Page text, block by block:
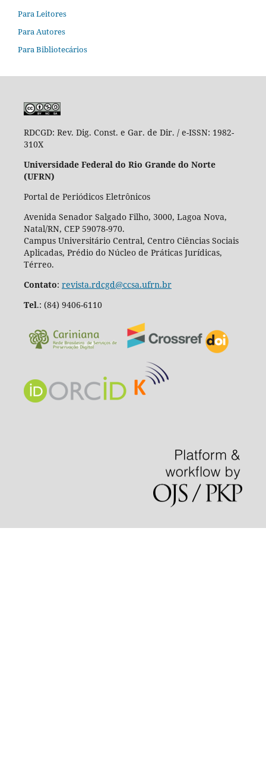
Para Leitores
Para Autores
Para Bibliotecários
RDCGD: Rev. Dig. Const. e Gar. de Dir. / e-ISSN: 1982-
310X
Universidade Federal do Rio Grande do Norte
(UFRN)
Portal de Periódicos Eletrônicos
Avenida Senador Salgado Filho, 3000, Lagoa Nova,
Natal/RN, CEP 59078-970.
Campus Universitário Central, Centro Ciências Sociais
Aplicadas, Prédio do Núcleo de Práticas Jurídicas,
Térreo.
Contato: revista.rdcgd@ccsa.ufrn.br
Tel.: (84) 9406-6110